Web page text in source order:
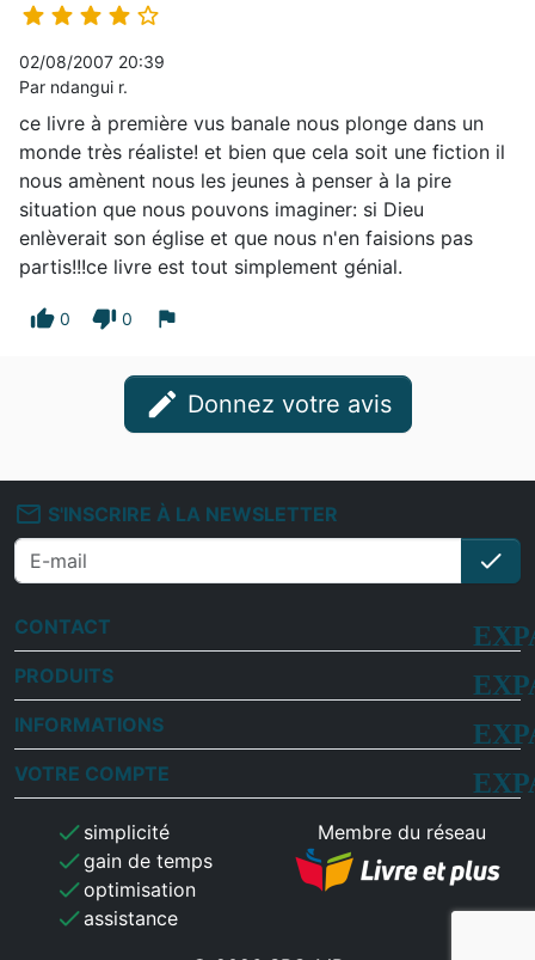
    
02/08/2007 20:39
Par ndangui r.
ce livre à première vus banale nous plonge dans un
monde très réaliste! et bien que cela soit une fiction il
nous amènent nous les jeunes à penser à la pire
situation que nous pouvons imaginer: si Dieu
enlèverait son église et que nous n'en faisions pas
partis!!!ce livre est tout simplement génial.
thumb_up 0 thumb_down 0 flag
edit Donnez votre avis
mail_outline S'INSCRIRE À LA NEWSLETTER
check
CONTACT
PRODUITS
INFORMATIONS
VOTRE COMPTE
check simplicité
checkgain de temps
checkoptimisation
checkassistance
Membre du réseau